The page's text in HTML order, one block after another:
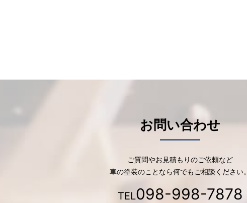
お問い合わせ
ご質問やお見積もりのご依頼など
車の塗装のことなら何でもご相談ください。
TEL098-998-7878